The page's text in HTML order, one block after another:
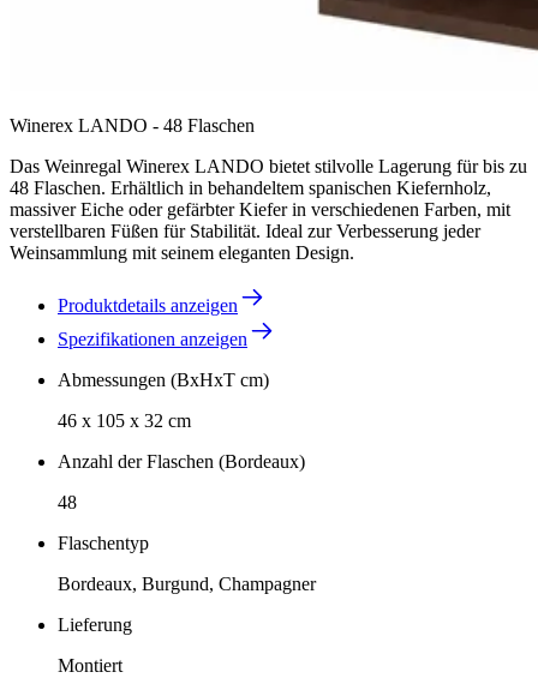
Winerex LANDO - 48 Flaschen
Das Weinregal Winerex LANDO bietet stilvolle Lagerung für bis zu
48 Flaschen. Erhältlich in behandeltem spanischen Kiefernholz,
massiver Eiche oder gefärbter Kiefer in verschiedenen Farben, mit
verstellbaren Füßen für Stabilität. Ideal zur Verbesserung jeder
Weinsammlung mit seinem eleganten Design.
Produktdetails anzeigen
Spezifikationen anzeigen
Abmessungen (BxHxT cm)
46 x 105 x 32 cm
Anzahl der Flaschen (Bordeaux)
48
Flaschentyp
Bordeaux, Burgund, Champagner
Lieferung
Montiert